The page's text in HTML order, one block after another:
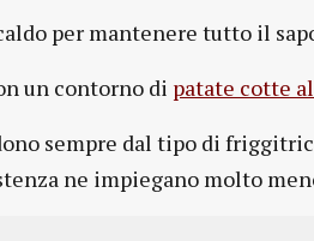
per mantenere tutto il
un contorno di patate cotte
sempre dal tipo di
ne impiegano molto